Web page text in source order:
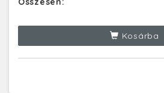
Kosárba